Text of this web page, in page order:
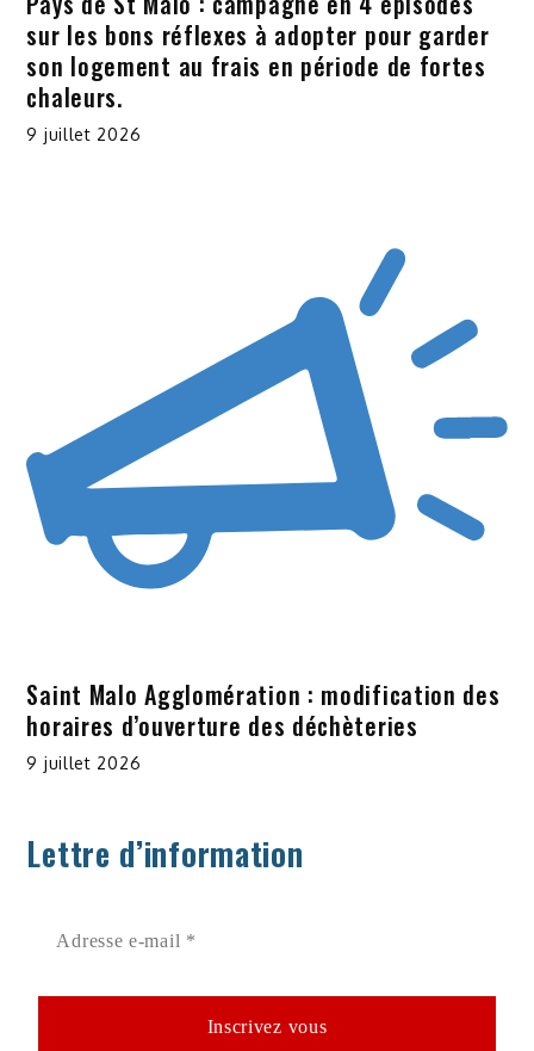
sur les bons réflexes à adopter pour garder
son logement au frais en période de fortes
chaleurs.
9 juillet 2026
Saint Malo Agglomération : modification des
horaires d’ouverture des déchèteries
9 juillet 2026
Lettre d’information